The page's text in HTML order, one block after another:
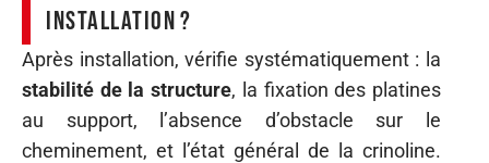
installation ?
Après installation, vérifie systématiquement : la
stabilité de la structure, la fixation des platines
au support, l’absence d’obstacle sur le
cheminement, et l’état général de la crinoline.